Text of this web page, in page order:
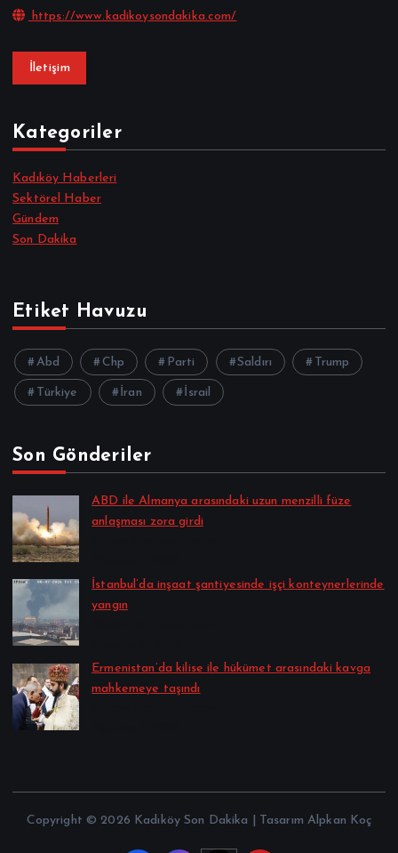
https://www.kadikoysondakika.com/
İletişim
Kategoriler
Kadıköy Haberleri
Sektörel Haber
Gündem
Son Dakika
Etiket Havuzu
Abd Chp Parti Saldırı Trump
Türkiye İran İsrail
Son Gönderiler
ABD ile Almanya arasındaki uzun menzilli füze
anlaşması zora girdi
İstanbul’da inşaat şantiyesinde işçi konteynerlerinde
yangın
Ermenistan’da kilise ile hükümet arasındaki kavga
mahkemeye taşındı
Copyright © 2026 Kadıköy Son Dakika | Tasarım Alpkan Koç